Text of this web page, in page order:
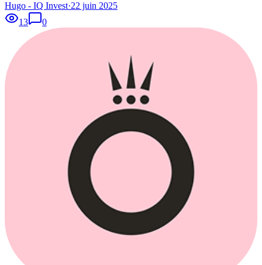
Hugo - IQ Invest·22 juin 2025
13
0